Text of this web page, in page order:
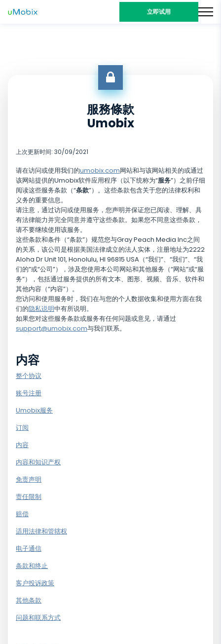
立即试用
服務條款
Umobix
上次更新时间: 30/09/2021
请在访问或使用我们的umobix.com网站和与该网站相关的或通过
该网站提供的Umobix软件应用程序（以下统称为“服务”）之前仔细
阅读这些服务条款（“条款”）。这些条款包含关于您的法律权利和
义务的重要信息。
请注意，通过访问或使用服务，您声明并保证您已阅读、理解、具
有法律能力并完全同意并遵守这些条款。如果您不同意这些条款，
请不要继续使用该服务。
这些条款和条件（“条款”）规范您与Gray Peach Media Inc之间
的关系，该公司是根据美国法律成立的法人实体，注册地址为2222
Aloha Dr Unit 101, Honolulu, HI 96815 USA（“我们”、“我们”、“我
们的”或“公司”），涉及您使用本公司网站和其他服务（“网站”或“服
务”），包括通过服务提供的所有文本、图形、视频、音乐、软件和
其他内容（“内容”）。
您访问和使用服务时，我们在与您的个人数据收集和使用方面在我
们的隐私说明中有所说明。
如果您对这些服务条款或服务有任何问题或意见，请通过
support@umobix.com与我们联系。
内容
整个协议
账号注册
Umobix服务
订阅
内容
内容和知识产权
免责声明
责任限制
赔偿
适用法律和管辖权
电子通信
条款和终止
客户投诉政策
其他条款
问题和联系方式